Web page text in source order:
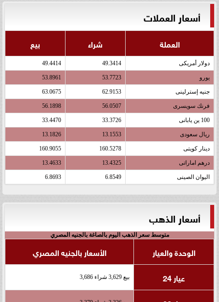
أسعار العملات
العملة شراء بيع
دولار أمريكى 49.3414
49.4414
يورو 53.7723
53.8961
جنيه إسترلينى 62.9153
63.0675
فرنك سويسرى 56.0507
56.1898
100 ين يابانى 33.3726
33.4470
ريال سعودى 13.1553
13.1826
دينار كويتى 160.5278
160.9055
درهم اماراتى 13.4325
13.4633
اليوان الصينى 6.8549
6.8693
أسعار الذهب
متوسط سعر الذهب اليوم بالصاغة بالجنيه المصري
الوحدة والعيار
الأسعار بالجنيه المصري
عيار 24
بيع 3,629 شراء 3,686